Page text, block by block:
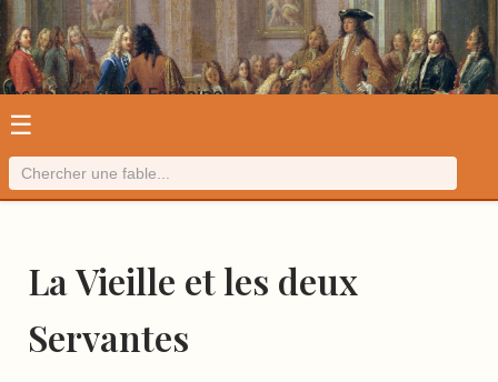
Les fables de La Fontaine
☰
La Vieille et les deux
Servantes